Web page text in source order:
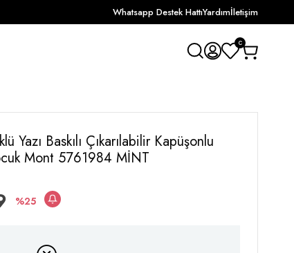
Whatsapp Destek HattıYardımİletişim
0
Yazı Baskılı Çıkarılabilir Kapüşonlu
Mont 5761984 MİNT
25